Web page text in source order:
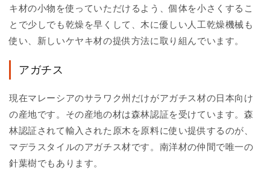
キ材の小物を使っていただけるよう、個体を小さくするこ
とで少しでも乾燥を早くして、木に優しい人工乾燥機械も
使い、新しいケヤキ材の提供方法に取り組んでいます。
アガチス
現在マレーシアのサラワク州だけがアガチス材の日本向け
の産地です。その産地の材は森林認証を受けています。森
林認証されて輸入された原木を原料に使い提供するのが、
マデラスタイルのアガチス材です。南洋材の仲間で唯一の
針葉樹でもあります。